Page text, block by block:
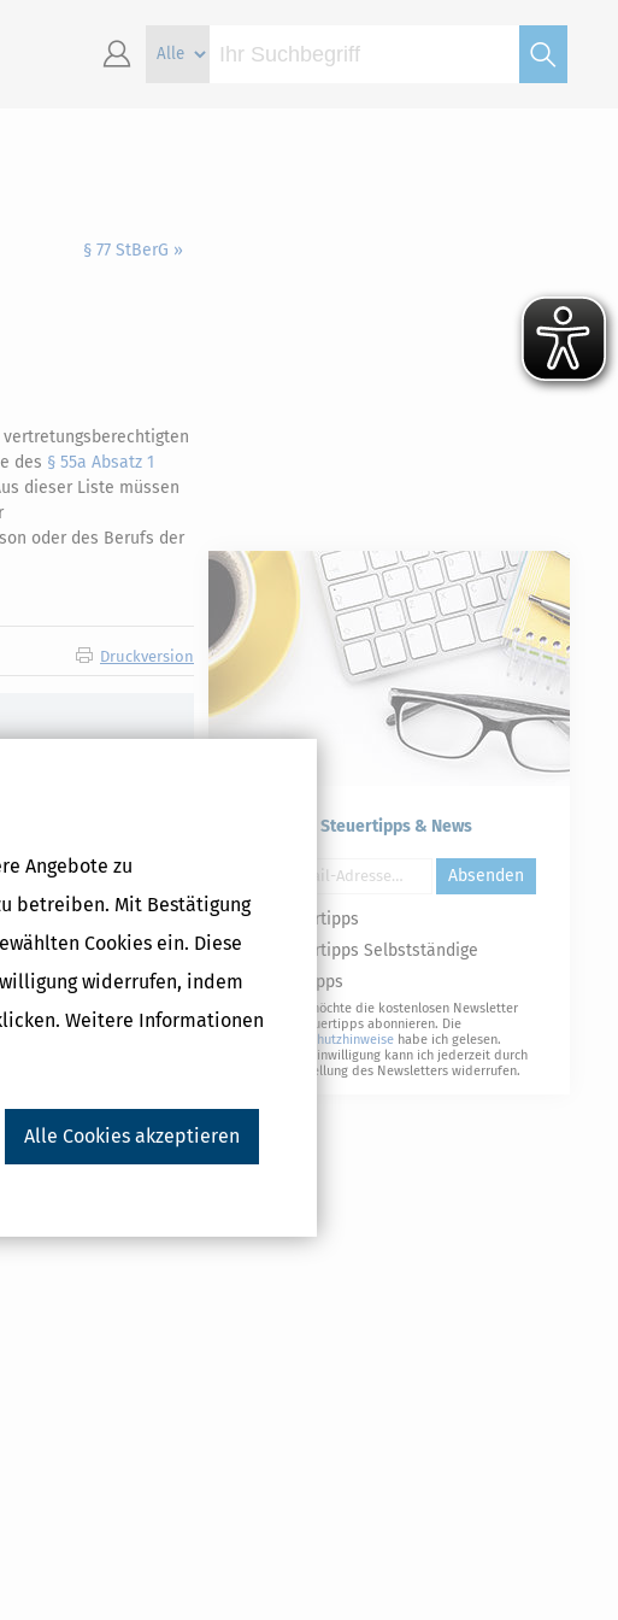
Angebote zu
betreiben. Mit Bestätigung
Cookies ein. Diese
widerrufen, indem
Weitere Informationen
Alle Cookies akzeptieren
§ 77 StBerG »
des § 55a Absatz 1
dieser Liste müssen
oder des Berufs der
Druckversion
Kostenlose Steuertipps & News
Absenden
Steuertipps
Steuertipps Selbstständige
Geldtipps
Ja, ich möchte die kostenlosen Newsletter
von Steuertipps abonnieren. Die
Datenschutzhinweise habe ich gelesen.
Meine Einwilligung kann ich jederzeit durch
Abbestellung des Newsletters widerrufen.